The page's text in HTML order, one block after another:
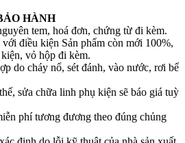
HÀNH
tem, hoá đơn, chứng từ đi kèm.
điều kiện Sản phẩm còn mới 100%,
vỏ hộp đi kèm.
do cháy nổ, sét đánh, vào nước, rơi bể
sửa chữa linh phụ kiện sẽ báo giá tuỳ
phí tương đương theo đúng chủng